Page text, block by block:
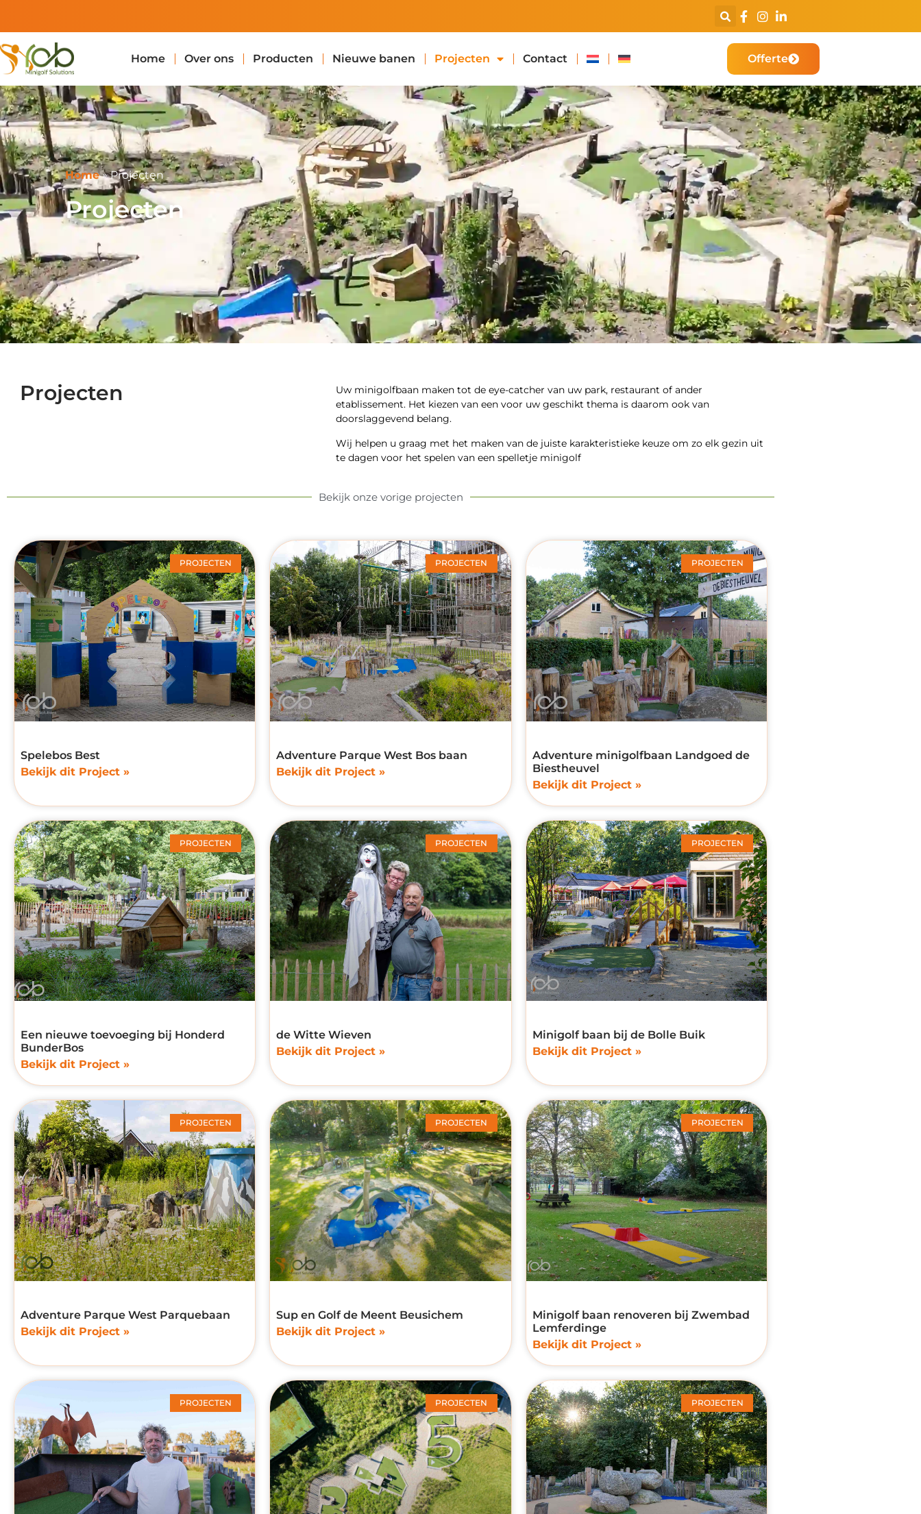
Op maat gemaakte
minigolf banen
De nummer 1 minigolf bouwer
van de BeNeLux
Home Over ons Producten Nieuwe banen Projecten Contact Offerte
Home»Projecten
Projecten
Projecten
Uw minigolfbaan maken tot de eye-catcher van uw park, restaurant of ander
etablissement. Het kiezen van een voor uw geschikt thema is daarom ook van
doorslaggevend belang.
Wij helpen u graag met het maken van de juiste karakteristieke keuze om zo elk gezin uit
te dagen voor het spelen van een spelletje minigolf
Bekijk onze vorige projecten
PROJECTEN
Spelebos Best
Bekijk dit Project »
PROJECTEN
Adventure Parque West Bos baan
Bekijk dit Project »
PROJECTEN
Adventure minigolfbaan Landgoed de
Biestheuvel
Bekijk dit Project »
PROJECTEN
Een nieuwe toevoeging bij Honderd
BunderBos
Bekijk dit Project »
PROJECTEN
de Witte Wieven
Bekijk dit Project »
PROJECTEN
Minigolf baan bij de Bolle Buik
Bekijk dit Project »
PROJECTEN
Adventure Parque West Parquebaan
Bekijk dit Project »
PROJECTEN
Sup en Golf de Meent Beusichem
Bekijk dit Project »
PROJECTEN
Minigolf baan renoveren bij Zwembad
Lemferdinge
Bekijk dit Project »
PROJECTEN PROJECTEN PROJECTEN